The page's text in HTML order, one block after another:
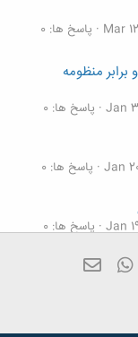
Mar
پاسخ ها: 0
منظومه
Jan پاسخ ها: 0
Jan پاسخ ها: 0
Jan پاسخ ها: 0
مغناطیسی Tumblr
WhatsApp